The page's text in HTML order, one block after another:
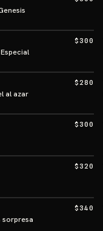
$300
$280
al azar
$300
$320
$340
sorpresa